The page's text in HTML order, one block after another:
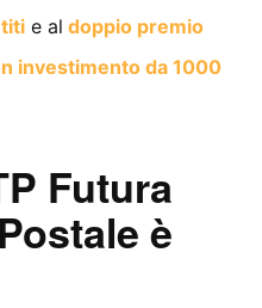
e al doppio premio
investimento da 1000
Futura
è